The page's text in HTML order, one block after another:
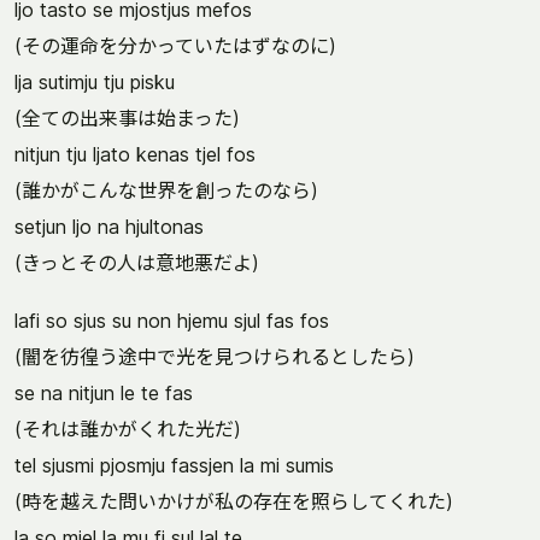
ljo tasto se mjostjus mefos
(その運命を分かっていたはずなのに)
lja sutimju tju pisku
(全ての出来事は始まった)
nitjun tju ljato kenas tjel fos
(誰かがこんな世界を創ったのなら)
setjun ljo na hjultonas
(きっとその人は意地悪だよ)
lafi so sjus su non hjemu sjul fas fos
(闇を彷徨う途中で光を見つけられるとしたら)
se na nitjun le te fas
(それは誰かがくれた光だ)
tel sjusmi pjosmju fassjen la mi sumis
(時を越えた問いかけが私の存在を照らしてくれた)